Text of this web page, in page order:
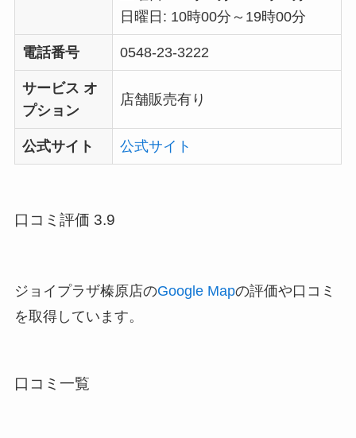
日曜日: 10時00分～19時00分
電話番号 0548-23-3222
サービス オ
プション
店舗販売有り
公式サイト 公式サイト
口コミ評価 3.9
ジョイプラザ榛原店のGoogle Mapの評価や口コミ
を取得しています。
口コミ一覧